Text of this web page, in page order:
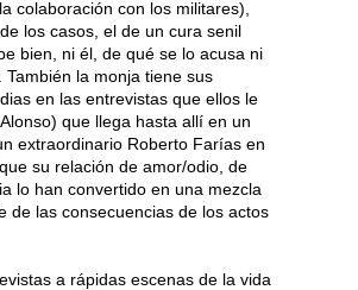
colaboración con los militares),
los casos, el de un cura senil
bien, ni él, de qué se lo acusa ni
También la monja tiene sus
en las entrevistas que ellos le
que llega hasta allí en un
extraordinario Roberto Farías en
su relación de amor/odio, de
lo han convertido en una mezcla
de las consecuencias de los actos
a rápidas escenas de la vida